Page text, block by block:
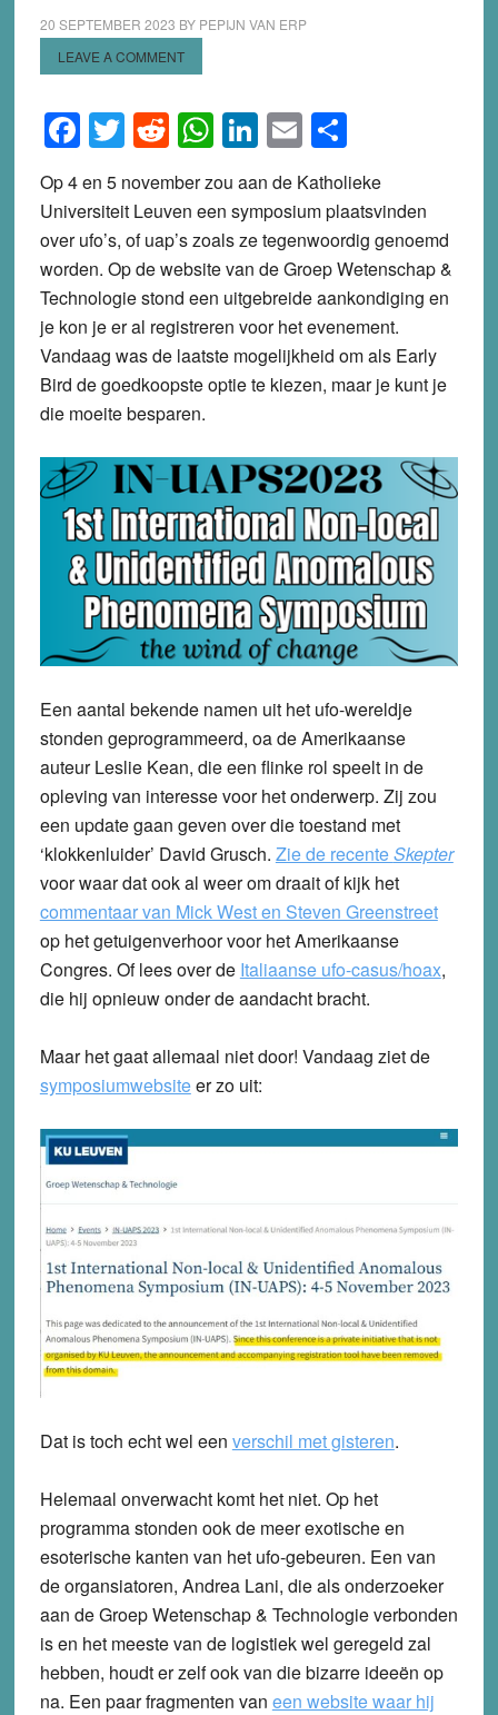
20 SEPTEMBER 2023 BY PEPIJN VAN ERP
LEAVE A COMMENT
Facebook
Twitter
Reddit
WhatsApp
LinkedIn
EmailShare
Op 4 en 5 november zou aan de Katholieke
Universiteit Leuven een symposium plaatsvinden
over ufo’s, of uap’s zoals ze tegenwoordig genoemd
worden. Op de website van de Groep Wetenschap &
Technologie stond een uitgebreide aankondiging en
je kon je er al registreren voor het evenement.
Vandaag was de laatste mogelijkheid om als Early
Bird de goedkoopste optie te kiezen, maar je kunt je
die moeite besparen.
Een aantal bekende namen uit het ufo-wereldje
stonden geprogrammeerd, oa de Amerikaanse
auteur Leslie Kean, die een flinke rol speelt in de
opleving van interesse voor het onderwerp. Zij zou
een update gaan geven over die toestand met
‘klokkenluider’ David Grusch. Zie de recenteSkepter
voor waar dat ook al weer om draait of kijk het
commentaar van Mick West en Steven Greenstreet
op het getuigenverhoor voor het Amerikaanse
Congres. Of lees over de Italiaanse ufo-casus/hoax,
die hij opnieuw onder de aandacht bracht.
Maar het gaat allemaal niet door! Vandaag ziet de
symposiumwebsiteer zo uit:
Dat is toch echt wel een verschil met gisteren.
Helemaal onverwacht komt het niet. Op het
programma stonden ook de meer exotische en
esoterische kanten van het ufo-gebeuren. Een van
de organsiatoren, Andrea Lani, die als onderzoeker
aan de Groep Wetenschap & Technologie verbonden
is en het meeste van de logistiek wel geregeld zal
hebben, houdt er zelf ook van die bizarre ideeën op
na. Een paar fragmenten van een website waar hij